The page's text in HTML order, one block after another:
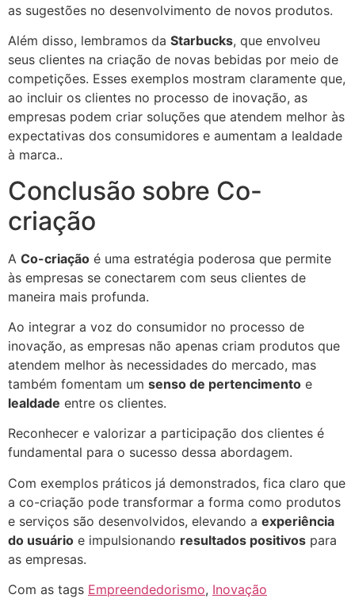
as sugestões no desenvolvimento de novos produtos.
Além disso, lembramos da Starbucks, que envolveu
seus clientes na criação de novas bebidas por meio de
competições. Esses exemplos mostram claramente que,
ao incluir os clientes no processo de inovação, as
empresas podem criar soluções que atendem melhor às
expectativas dos consumidores e aumentam a lealdade
à marca..
Conclusão sobre Co-
criação
A Co-criação é uma estratégia poderosa que permite
às empresas se conectarem com seus clientes de
maneira mais profunda.
Ao integrar a voz do consumidor no processo de
inovação, as empresas não apenas criam produtos que
atendem melhor às necessidades do mercado, mas
também fomentam um senso de pertencimento e
lealdade entre os clientes.
Reconhecer e valorizar a participação dos clientes é
fundamental para o sucesso dessa abordagem.
Com exemplos práticos já demonstrados, fica claro que
a co-criação pode transformar a forma como produtos
e serviços são desenvolvidos, elevando a experiência
do usuário e impulsionando resultados positivos para
as empresas.
Com as tags Empreendedorismo, Inovação